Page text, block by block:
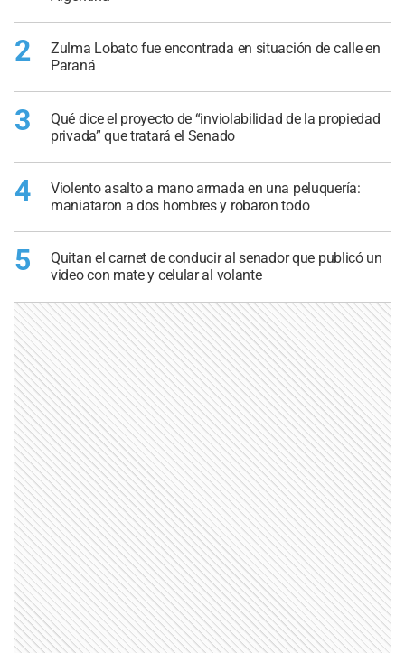
2
Zulma Lobato fue encontrada en situación de calle en
Paraná
3
Qué dice el proyecto de “inviolabilidad de la propiedad
privada” que tratará el Senado
4
Violento asalto a mano armada en una peluquería:
maniataron a dos hombres y robaron todo
5
Quitan el carnet de conducir al senador que publicó un
video con mate y celular al volante